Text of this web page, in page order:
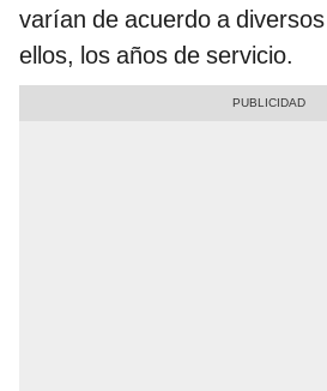
varían de acuerdo a
ellos, los años de servicio.